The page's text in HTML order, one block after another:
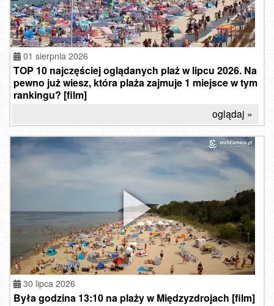
01 sierpnia 2026
TOP 10 najczęściej oglądanych plaż w lipcu 2026. Na
pewno już wiesz, która plaża zajmuje 1 miejsce w tym
rankingu? [film]
oglądaj »
30 lipca 2026
Była godzina 13:10 na plaży w Międzyzdrojach [film]